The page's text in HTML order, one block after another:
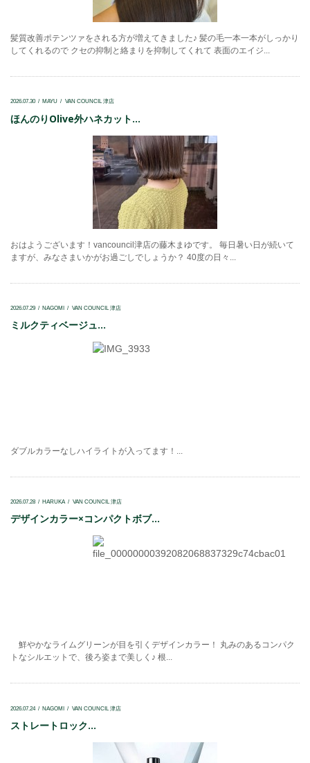
髪質改善ポテンツァをされる方が増えてきました♪ 髪の毛一本一本がしっかり
してくれるので クセの抑制と絡まりを抑制してくれて 表面のエイジ...
2026.07.30 MAYU VAN COUNCIL 津店
ほんのりOlive外ハネカット...
おはようございます！vancouncil津店の藤木まゆです。 毎日暑い日が続いて
ますが、みなさまいかがお過ごしでしょうか？ 40度の日々...
2026.07.29 NAGOMI VAN COUNCIL 津店
ミルクティベージュ...
ダブルカラーなしハイライトが入ってます！...
2026.07.28 HARUKA VAN COUNCIL 津店
デザインカラー×コンパクトボブ...
鮮やかなライムグリーンが目を引くデザインカラー！ 丸みのあるコンパク
トなシルエットで、後ろ姿まで美しく♪ 根...
2026.07.24 NAGOMI VAN COUNCIL 津店
ストレートロック...